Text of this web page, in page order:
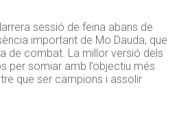
sessió de feina abans de
important de Mo Dauda, que
de combat. La millor versió dels
per somiar amb l’objectiu més
que ser campions i assolir